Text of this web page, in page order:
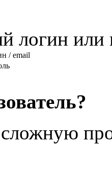
логин или
/ email